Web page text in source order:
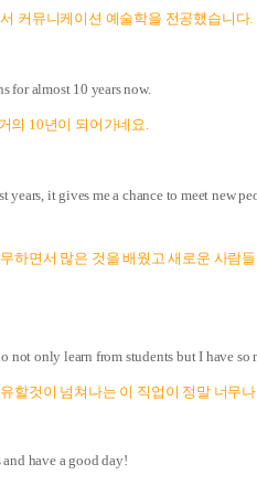
커뮤니케이션 예술학을 전공했습니다.
for almost 10 years now.
의 10년이 되어가네요
years, it gives me a chance to meet new
하면서 많은 것을 배웠고 새로운 사람
not only learn from students but I have so
할것이 넘쳐나는 이 직업이 정말 너무
have a good day!